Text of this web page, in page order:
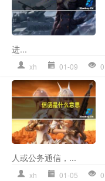
进...
xh 01-09 0
人或公务通信，...
xh 01-05 0